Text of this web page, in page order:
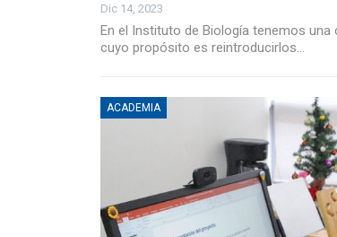
Dic 14, 2023
En el Instituto de Biología tenemos
cuyo propósito es reintroducirlos…
ACADEMIA